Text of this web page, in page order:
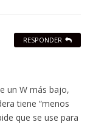
un W más bajo,
tiene “menos
que se use para
RESPONDER